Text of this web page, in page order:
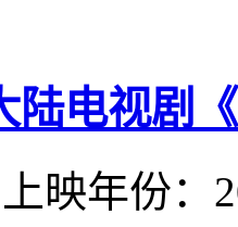
陆电视剧
上映年份：